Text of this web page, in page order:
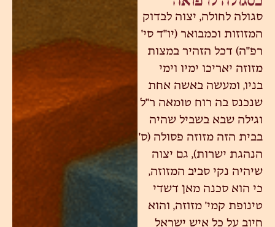
סגולה לחולה, יצוה לבדוק
המזוזות וכמבואר (יו"ד סי'
רפ"ה) דכל הזהיר במצות
מזוזה יאריכו ימיו וימי
בניו, ומעשה באשה אחת
שנכנס בה רוח טומאה ר"ל
וגילה שבא בשביל שהיה
בבית הזה מזוזה פסולה (ס'
הנהגת ישרות), גם יצוה
שיהיה נקי סביב המזוזה,
כי הוא סכנה מאן דשדי
טינופת קמי' מזוזה, והוא
חיוב על כל איש ישראל